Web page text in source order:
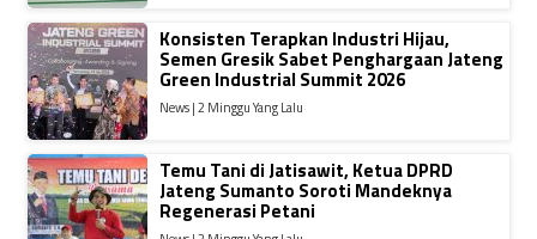
Konsisten Terapkan Industri Hijau,
Semen Gresik Sabet Penghargaan Jateng
Green Industrial Summit 2026
News | 2 Minggu Yang Lalu
Temu Tani di Jatisawit, Ketua DPRD
Jateng Sumanto Soroti Mandeknya
Regenerasi Petani